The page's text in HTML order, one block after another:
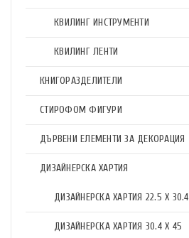
КВИЛИНГ ИНСТРУМЕНТИ
КВИЛИНГ ЛЕНТИ
КНИГОРАЗДЕЛИТЕЛИ
СТИРОФОМ ФИГУРИ
ДЪРВЕНИ ЕЛЕМЕНТИ ЗА ДЕКОРАЦИЯ
ДИЗАЙНЕРСКА ХАРТИЯ
ДИЗАЙНЕРСКА ХАРТИЯ 22.5 X 30.4
ДИЗАЙНЕРСКА ХАРТИЯ 30.4 X 45